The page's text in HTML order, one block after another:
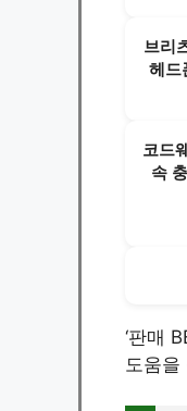
브리
헤
코드
속
‘판매
도움